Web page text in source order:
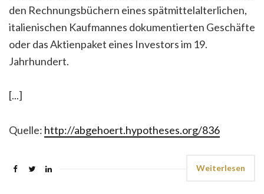
den Rechnungsbüchern eines spätmittelalterlichen,
italienischen Kaufmannes dokumentierten Geschäfte
oder das Aktienpaket eines Investors im 19.
Jahrhundert.
[...]
Quelle: http://abgehoert.hypotheses.org/836
Weiterlesen